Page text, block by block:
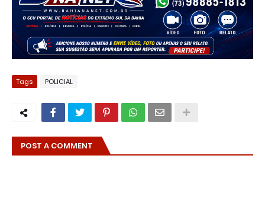
Tags POLICIAL
POST A COMMENT